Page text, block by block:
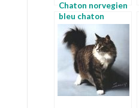
Chaton norvegien
bleu chaton
norvegien bleu